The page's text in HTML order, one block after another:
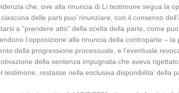
che, ove alla rinuncia di Li testimone segua la
delle parti puo’ rinunziare, con il consenso
a “prendere atto” della scelta della parte, come
l’opposizione alla rinuncia della controparte –
della progressione processuale, e l’eventuale
della sentenza impugnata che aveva
restasse nella esclusiva disponibilita’ della